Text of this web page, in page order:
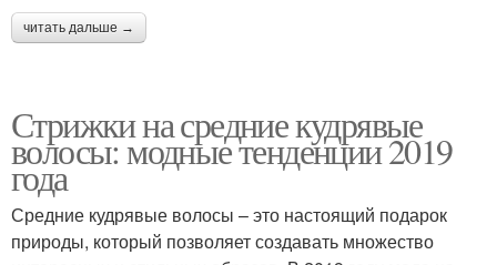
читать дальше →
Стрижки на средние кудрявые
волосы: модные тенденции 2019
года
Средние кудрявые волосы – это настоящий подарок
природы, который позволяет создавать множество